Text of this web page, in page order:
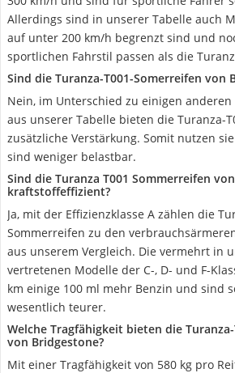
Allerdings sind in unserer Tabelle auch
auf unter 200 km/h begrenzt sind und
sportlichen Fahrstil passen als die
Sind die Turanza-T001-Somerreifen von
Nein, im Unterschied zu einigen
aus unserer Tabelle bieten die Turanza-
zusätzliche Verstärkung. Somit nutzen
sind weniger belastbar.
Sind die Turanza T001 Sommerreifen
kraftstoffeffizient?
Ja, mit der Effizienzklasse A zählen die
Sommerreifen zu den
aus unserem Vergleich. Die vermehrt in
vertretenen Modelle der C-, D- und F-
km einige 100 ml mehr Benzin und sind
wesentlich teurer.
Welche Tragfähigkeit bieten die
von Bridgestone?
Mit einer Tragfähigkeit von 580 kg pro